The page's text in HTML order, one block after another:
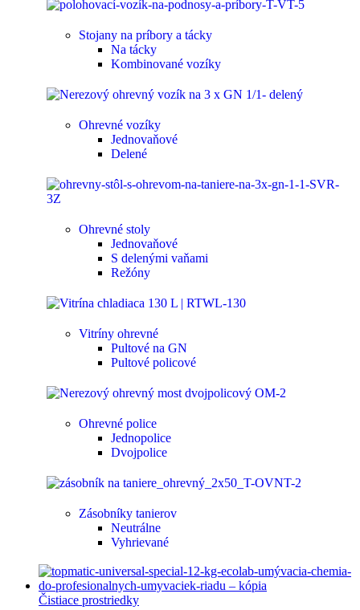
Stojany na príbory a tácky
Na tácky
Kombinované vozíky
Ohrevné vozíky
Jednovaňové
Delené
Ohrevné stoly
Jednovaňové
S delenými vaňami
Režóny
Vitríny ohrevné
Pultové na GN
Pultové policové
Ohrevné police
Jednopolice
Dvojpolice
Zásobníky tanierov
Neutrálne
Vyhrievané
Čistiace prostriedky